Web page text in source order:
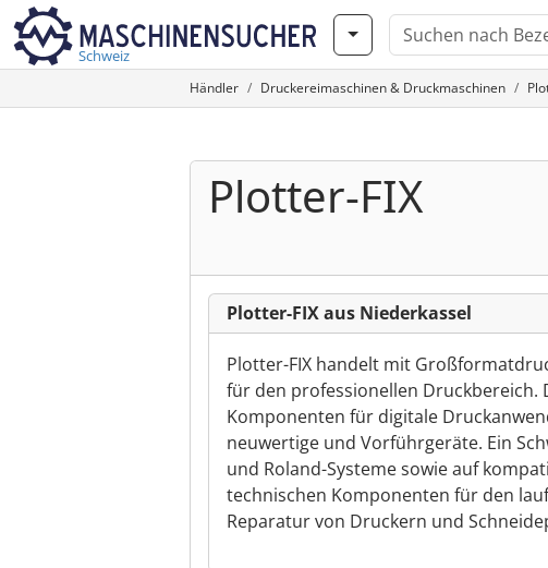
Schweiz
Händler Druckereimaschinen & Druckmaschinen
Plotter-FIX
Plotter-FIX aus Niederkassel
Plotter-FIX handelt mit
für den professionellen
Komponenten für digitale
neuwertige und Vorführgeräte. Ein
und Roland-Systeme sowie auf
technischen Komponenten für den
Reparatur von Druckern und